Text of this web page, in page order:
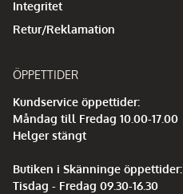
Integritet
Retur/Reklamation
ÖPPETTIDER
Kundservice öppettider:
Måndag till Fredag 10.00-17.00
Helger stängt
Butiken i Skänninge öppettider:
Tisdag - Fredag 09.30-16.30